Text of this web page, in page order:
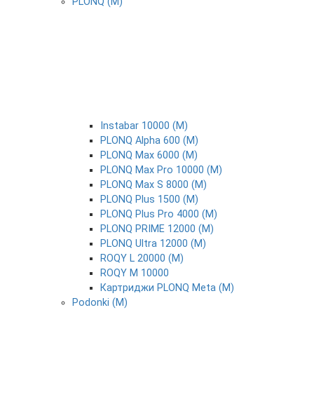
Instabar 10000 (М)
PLONQ Alpha 600 (М)
PLONQ Max 6000 (М)
PLONQ Max Pro 10000 (М)
PLONQ Max S 8000 (М)
PLONQ Plus 1500 (М)
PLONQ Plus Pro 4000 (М)
PLONQ PRIME 12000 (М)
PLONQ Ultra 12000 (М)
ROQY L 20000 (М)
ROQY M 10000
Картриджи PLONQ Meta (М)
Podonki (М)